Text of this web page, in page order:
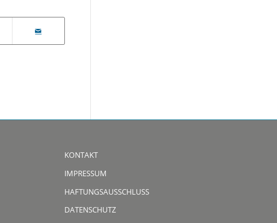
KONTAKT
IMPRESSUM
HAFTUNGSAUSSCHLUSS
DATENSCHUTZ